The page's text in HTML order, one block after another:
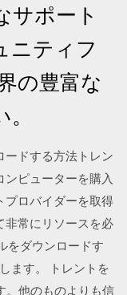
サポート
ニティフ
の豊富な
ードする方法トレン
ピューターを購入
プロバイダーを取得
非常にリソースを必
をダウンロードす
ます。 トレントを
。他のものよりも信